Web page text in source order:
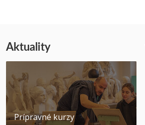
Aktuality
Prípravné kurzy